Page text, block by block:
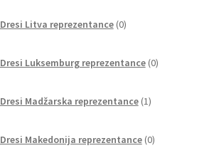
Dresi Litva reprezentance 0izdelkov
Dresi Luksemburg reprezentance 0izdelkov
Dresi Madžarska reprezentance 1izdelek
Dresi Makedonija reprezentance 0izdelkov